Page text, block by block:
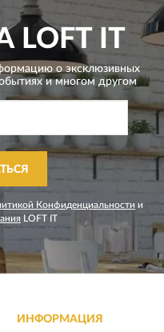
LOFT IT
о эксклюзивных
и многом другом
Конфиденциальности и
LOFT IT
ИНФОРМАЦИЯ